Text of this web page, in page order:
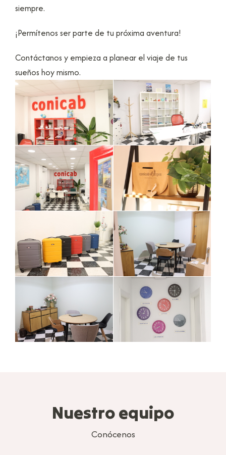
siempre.
¡Permítenos ser parte de tu próxima aventura!
Contáctanos y empieza a planear el viaje de tus
sueños hoy mismo.
Nuestro equipo
Conócenos